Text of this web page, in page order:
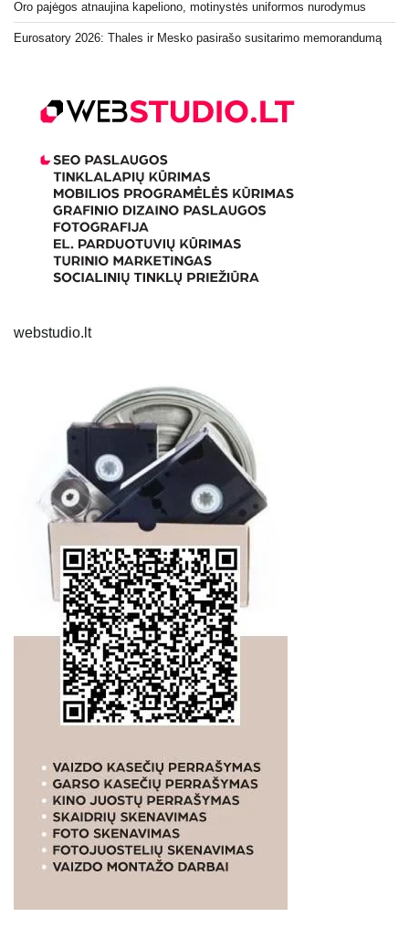
Oro pajėgos atnaujina kapeliono, motinystės uniformos nurodymus
Eurosatory 2026: Thales ir Mesko pasirašo susitarimo memorandumą
webstudio.lt